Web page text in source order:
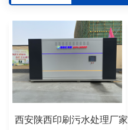
西安陕西印刷污水处理厂家